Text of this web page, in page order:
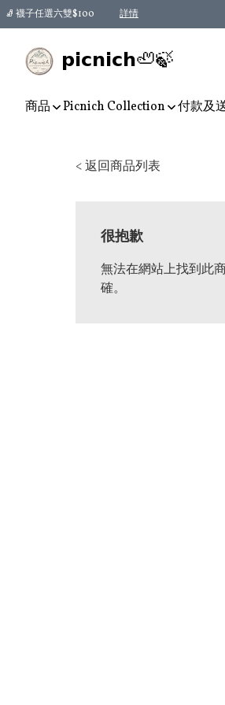
🧦 襪子任選六雙$100 詳情
𝗽𝗶𝗰𝗻𝗶𝗰𝗵🦥🍃
商品 Picnich Collection 付款及
< 返回商品列表
很抱歉
無法在網站上找到此
確。